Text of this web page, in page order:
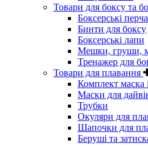
Товари для боксу та
Боксерські
Бинти для боксу
Боксерські лапи
Мешки, груши,
Тренажер для
Товари для плавання
Комплект маска
Маски для
Трубки
Окуляри для
Шапочки для
Беруші та